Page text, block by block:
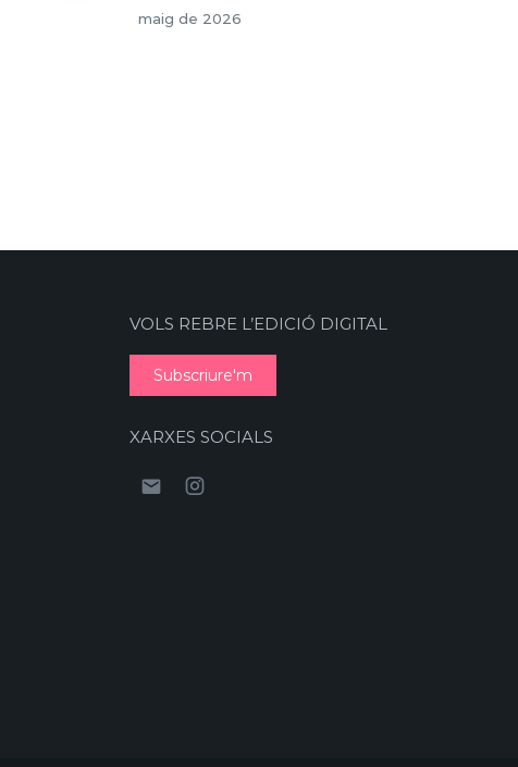
maig de 2026
VOLS REBRE L’EDICIÓ DIGITAL
Subscriure'm
XARXES SOCIALS